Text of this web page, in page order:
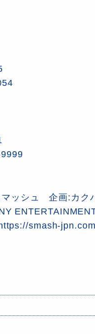
マッシュ 企画:カク
smash-